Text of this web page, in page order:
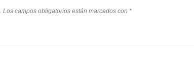
Los campos obligatorios están marcados con *